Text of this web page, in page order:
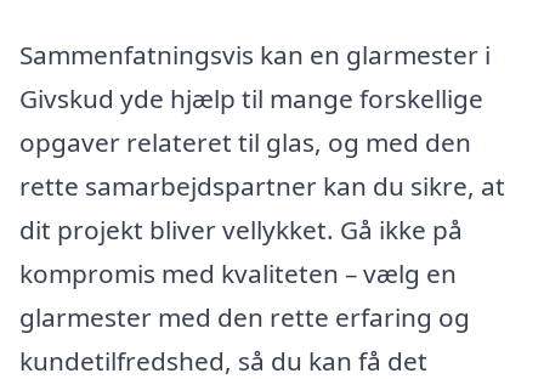
Sammenfatningsvis kan en glarmester i
Givskud yde hjælp til mange forskellige
opgaver relateret til glas, og med den
rette samarbejdspartner kan du sikre, at
dit projekt bliver vellykket. Gå ikke på
kompromis med kvaliteten – vælg en
glarmester med den rette erfaring og
kundetilfredshed, så du kan få det